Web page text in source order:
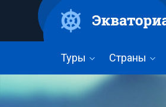
основному
содержанию
Туры Страны